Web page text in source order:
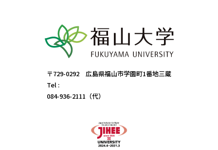
〒729-0292 広島県福山市学園町1番地三蔵
Tel :
084-936-2111（代）